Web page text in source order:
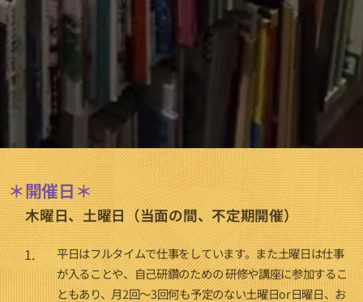
＊開催日＊
木曜日、土曜日（当面の間、不定期開催）
平日はフルタイムで仕事をしています。また土曜日は仕事
が入ることや、自己研鑽のための 研修や講座に参加するこ
ともあり、月2回～3回何も予定のない土曜日or日曜日、お